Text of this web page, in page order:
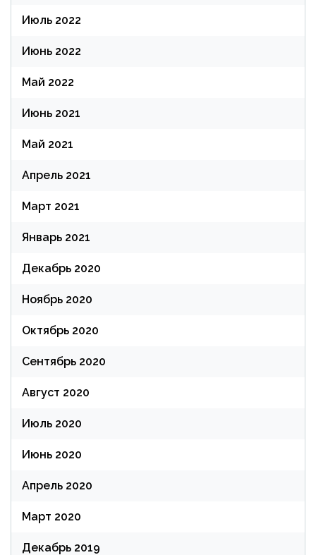
Июль 2022
Июнь 2022
Май 2022
Июнь 2021
Май 2021
Апрель 2021
Март 2021
Январь 2021
Декабрь 2020
Ноябрь 2020
Октябрь 2020
Сентябрь 2020
Август 2020
Июль 2020
Июнь 2020
Апрель 2020
Март 2020
Декабрь 2019